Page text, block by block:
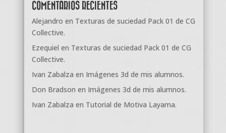
COMENTARIOS RECIENTES
Alejandro en Texturas de suciedad Pack 01 de CG
Collective.
Ezequiel en Texturas de suciedad Pack 01 de CG
Collective.
Ivan Zabalza en Imágenes 3d de mis alumnos.
Don Bradson en Imágenes 3d de mis alumnos.
Ivan Zabalza en Tutorial de Motiva Layama.